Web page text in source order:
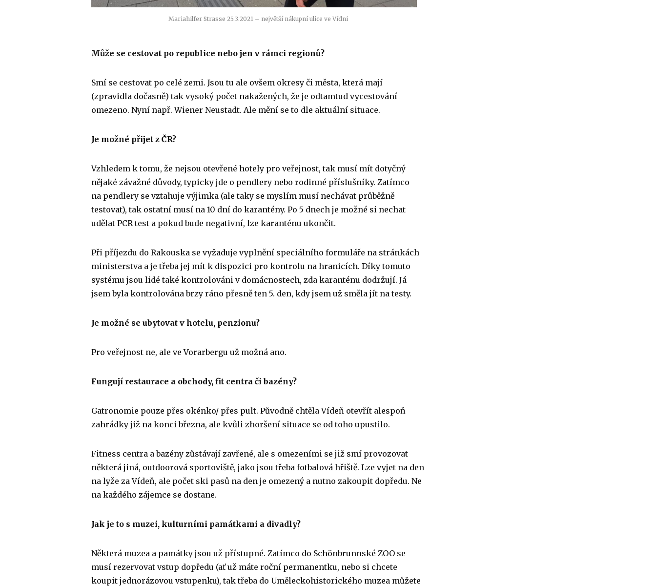
Mariahilfer Strasse 25.3.2021 – největší nákupní ulice ve Vídni
Může se cestovat po republice nebo jen v rámci regionů?
Smí se cestovat po celé zemi. Jsou tu ale ovšem okresy či města, která mají
(zpravidla dočasně) tak vysoký počet nakažených, že je odtamtud vycestování
omezeno. Nyní např. Wiener Neustadt. Ale mění se to dle aktuální situace.
Je možné přijet z ČR?
Vzhledem k tomu, že nejsou otevřené hotely pro veřejnost, tak musí mít dotyčný
nějaké závažné důvody, typicky jde o pendlery nebo rodinné příslušníky. Zatímco
na pendlery se vztahuje výjimka (ale taky se myslím musí nechávat průběžně
testovat), tak ostatní musí na 10 dní do karantény. Po 5 dnech je možné si nechat
udělat PCR test a pokud bude negativní, lze karanténu ukončit.
Při příjezdu do Rakouska se vyžaduje vyplnění speciálního formuláře na stránkách
ministerstva a je třeba jej mít k dispozici pro kontrolu na hranicích. Díky tomuto
systému jsou lidé také kontrolováni v domácnostech, zda karanténu dodržují. Já
jsem byla kontrolována brzy ráno přesně ten 5. den, kdy jsem už směla jít na testy.
Je možné se ubytovat v hotelu, penzionu?
Pro veřejnost ne, ale ve Vorarbergu už možná ano.
Fungují restaurace a obchody, fit centra či bazény?
Gatronomie pouze přes okénko/ přes pult. Původně chtěla Vídeň otevřít alespoň
zahrádky již na konci března, ale kvůli zhoršení situace se od toho upustilo.
Fitness centra a bazény zůstávají zavřené, ale s omezeními se již smí provozovat
některá jiná, outdoorová sportoviště, jako jsou třeba fotbalová hřiště. Lze vyjet na den
na lyže za Vídeň, ale počet ski pasů na den je omezený a nutno zakoupit dopředu. Ne
na každého zájemce se dostane.
Jak je to s muzei, kulturními památkami a divadly?
Některá muzea a památky jsou už přístupné. Zatímco do Schönbrunnské ZOO se
musí rezervovat vstup dopředu (ať už máte roční permanentku, nebo si chcete
koupit jednorázovou vstupenku), tak třeba do Uměleckohistorického muzea můžete